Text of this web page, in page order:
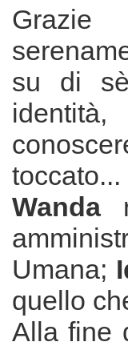
Grazie
su di
toccato...
Wanda
Umana;
quello
Alla fine